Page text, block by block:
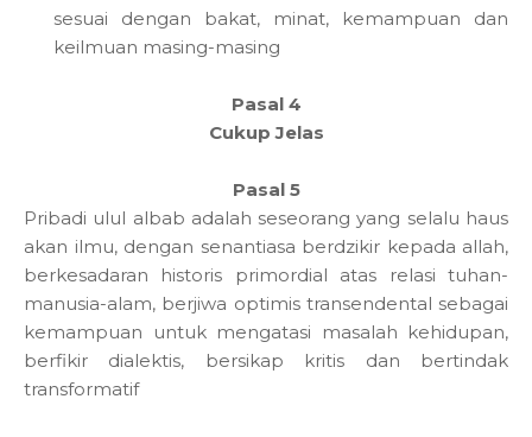
sesuai dengan bakat, minat, kemampuan dan
keilmuan masing-masing
Pasal 4
Cukup Jelas
Pasal 5
Pribadi ulul albab adalah seseorang yang selalu haus
akan ilmu, dengan senantiasa berdzikir kepada allah,
berkesadaran historis primordial atas relasi tuhan-
manusia-alam, berjiwa optimis transendental sebagai
kemampuan untuk mengatasi masalah kehidupan,
berfikir dialektis, bersikap kritis dan bertindak
transformatif